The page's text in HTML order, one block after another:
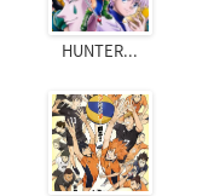
HUNTER...